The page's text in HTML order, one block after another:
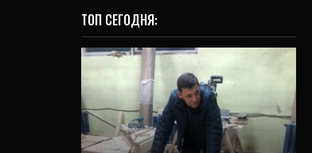
ТОП СЕГОДНЯ:
ОБЩЕСТВО
Куйвашев исполнил
желание мамы с
помощью 120-летних
досок. ФОТО